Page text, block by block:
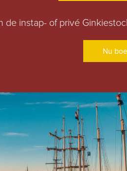
de instap- of privé
Nu